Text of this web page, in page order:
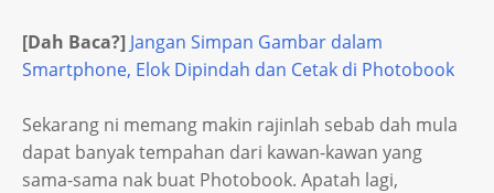
[Dah Baca?] Jangan Simpan Gambar dalam
Smartphone, Elok Dipindah dan Cetak di Photobook
Sekarang ni memang makin rajinlah sebab dah mula
dapat banyak tempahan dari kawan-kawan yang
sama-sama nak buat Photobook. Apatah lagi,